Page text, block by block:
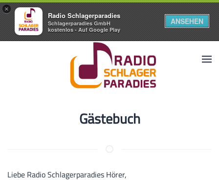
×
Radio Schlagerparadies
Schlagerparadies GmbH
kostenlos - Auf Google Play
ANSEHEN
Gästebuch
Liebe Radio Schlagerparadies Hörer,